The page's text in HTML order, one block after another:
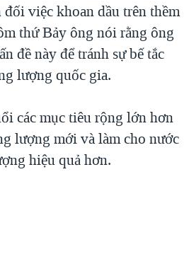
việc khoan dầu trên thềm
thứ Bảy ông nói rằng ông
đề này để tránh sự bế tắc
lượng quốc gia.
các mục tiêu rộng lớn hơn
lượng mới và làm cho nước
hiệu quả hơn.